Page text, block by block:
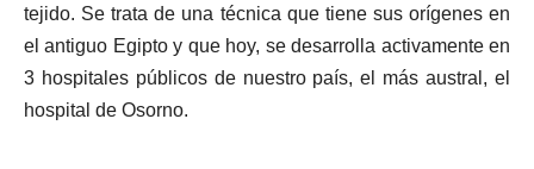
tejido. Se trata de una técnica que tiene sus orígenes en
el antiguo Egipto y que hoy, se desarrolla activamente en
3 hospitales públicos de nuestro país, el más austral, el
hospital de Osorno.